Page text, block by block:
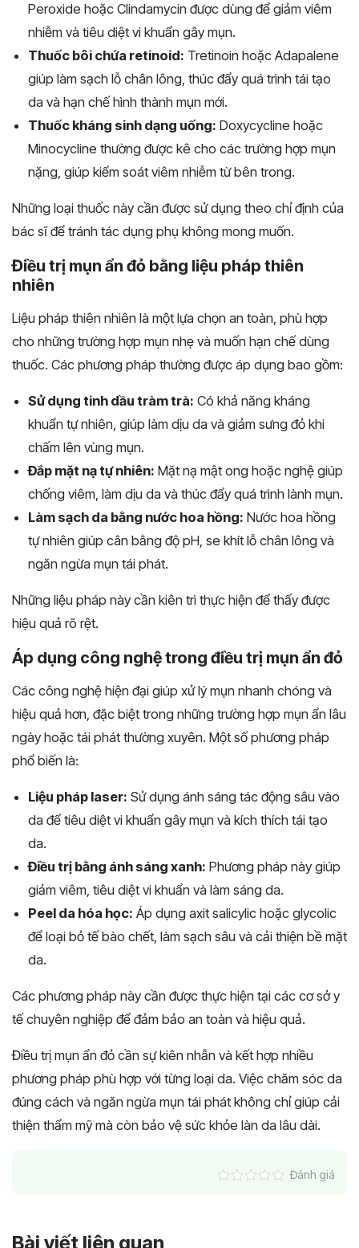
Peroxide hoặc Clindamycin được dùng để giảm viêm
nhiễm và tiêu diệt vi khuẩn gây mụn.
Thuốc bôi chứa retinoid: Tretinoin hoặc Adapalene
giúp làm sạch lỗ chân lông, thúc đẩy quá trình tái tạo
da và hạn chế hình thành mụn mới.
Thuốc kháng sinh dạng uống: Doxycycline hoặc
Minocycline thường được kê cho các trường hợp mụn
nặng, giúp kiểm soát viêm nhiễm từ bên trong.
Những loại thuốc này cần được sử dụng theo chỉ định của
bác sĩ để tránh tác dụng phụ không mong muốn.
Điều trị mụn ẩn đỏ bằng liệu pháp thiên
nhiên
Liệu pháp thiên nhiên là một lựa chọn an toàn, phù hợp
cho những trường hợp mụn nhẹ và muốn hạn chế dùng
thuốc. Các phương pháp thường được áp dụng bao gồm:
Sử dụng tinh dầu tràm trà: Có khả năng kháng
khuẩn tự nhiên, giúp làm dịu da và giảm sưng đỏ khi
chấm lên vùng mụn.
Đắp mặt nạ tự nhiên: Mặt nạ mật ong hoặc nghệ giúp
chống viêm, làm dịu da và thúc đẩy quá trình lành mụn.
Làm sạch da bằng nước hoa hồng: Nước hoa hồng
tự nhiên giúp cân bằng độ pH, se khít lỗ chân lông và
ngăn ngừa mụn tái phát.
Những liệu pháp này cần kiên trì thực hiện để thấy được
hiệu quả rõ rệt.
Áp dụng công nghệ trong điều trị mụn ẩn đỏ
Các công nghệ hiện đại giúp xử lý mụn nhanh chóng và
hiệu quả hơn, đặc biệt trong những trường hợp mụn ẩn lâu
ngày hoặc tái phát thường xuyên. Một số phương pháp
phổ biến là:
Liệu pháp laser: Sử dụng ánh sáng tác động sâu vào
da để tiêu diệt vi khuẩn gây mụn và kích thích tái tạo
da.
Điều trị bằng ánh sáng xanh: Phương pháp này giúp
giảm viêm, tiêu diệt vi khuẩn và làm sáng da.
Peel da hóa học: Áp dụng axit salicylic hoặc glycolic
để loại bỏ tế bào chết, làm sạch sâu và cải thiện bề mặt
da.
Các phương pháp này cần được thực hiện tại các cơ sở y
tế chuyên nghiệp để đảm bảo an toàn và hiệu quả.
Điều trị mụn ẩn đỏ cần sự kiên nhẫn và kết hợp nhiều
phương pháp phù hợp với từng loại da. Việc chăm sóc da
đúng cách và ngăn ngừa mụn tái phát không chỉ giúp cải
thiện thẩm mỹ mà còn bảo vệ sức khỏe làn da lâu dài.
Đánh giá
Bài viết liên quan